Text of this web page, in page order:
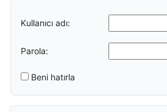
Kullanıcı adı:
Parola:
Beni hatırla